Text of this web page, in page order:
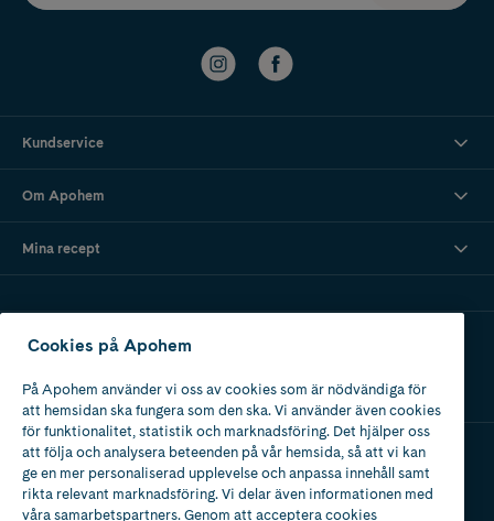
Kundservice
Om Apohem
Mina recept
Ladda ner vår app
Apotek med tillstånd
av Läkemedelsverket
Cookies på Apohem
På Apohem använder vi oss av cookies som är nödvändiga för
att hemsidan ska fungera som den ska. Vi använder även cookies
för funktionalitet, statistik och marknadsföring. Det hjälper oss
att följa och analysera beteenden på vår hemsida, så att vi kan
ge en mer personaliserad upplevelse och anpassa innehåll samt
rikta relevant marknadsföring. Vi delar även informationen med
våra samarbetspartners. Genom att acceptera cookies